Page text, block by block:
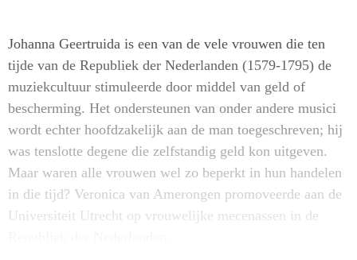
Johanna Geertruida is een van de vele vrouwen die ten
tijde van de Republiek der Nederlanden (1579-1795) de
muziekcultuur stimuleerde door middel van geld of
bescherming. Het ondersteunen van onder andere musici
wordt echter hoofdzakelijk aan de man toegeschreven; hij
was tenslotte degene die zelfstandig geld kon uitgeven.
Maar waren alle vrouwen wel zo beperkt in hun handelen
in die tijd? Veronica van Amerongen promoveerde aan de
Universiteit Utrecht op vrouwelijke mecenassen in de